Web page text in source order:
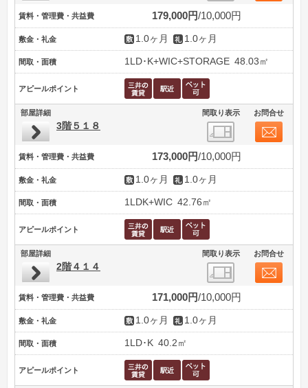
賃料・管理費・共益費 179,000円 10,000円
敷金・礼金 1.0ヶ月 1.0ヶ月
間取・面積 1LD･K+WIC+STORAGE 48.03㎡
アピールポイント
部屋詳細 間取り表示 お問合せ
3階５１８
賃料・管理費・共益費 173,000円 10,000円
敷金・礼金 1.0ヶ月 1.0ヶ月
間取・面積 1LDK+WIC 42.76㎡
アピールポイント
部屋詳細 間取り表示 お問合せ
2階４１４
賃料・管理費・共益費 171,000円 10,000円
敷金・礼金 1.0ヶ月 1.0ヶ月
間取・面積 1LD･K 40.2㎡
アピールポイント